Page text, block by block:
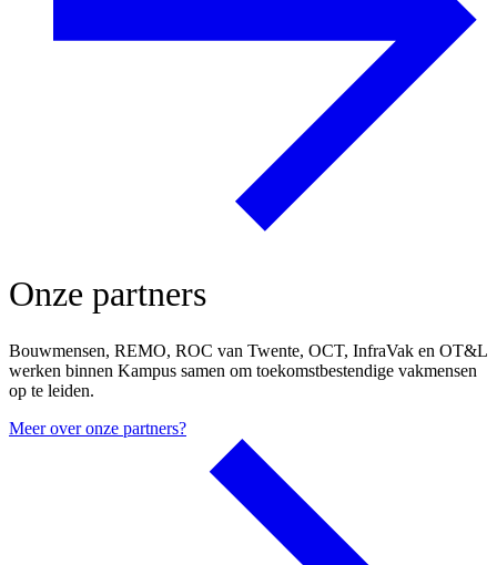
Onze partners
Bouwmensen, REMO, ROC van Twente, OCT, InfraVak en OT&L
werken binnen Kampus samen om toekomstbestendige vakmensen
op te leiden.
Meer over onze partners?